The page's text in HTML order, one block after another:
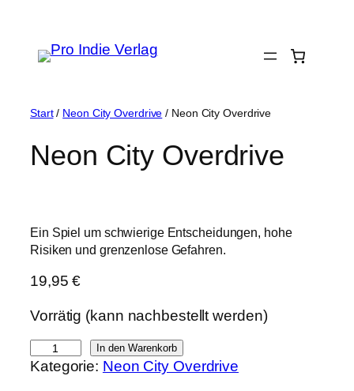
springen
Start/ Neon City Overdrive / Neon City Overdrive
Neon City Overdrive
Ein Spiel um schwierige Entscheidungen, hohe
Risiken und grenzenlose Gefahren.
19,95€
Vorrätig (kann nachbestellt werden)
e
In den Warenkorb
Kategorie: Neon City Overdrive